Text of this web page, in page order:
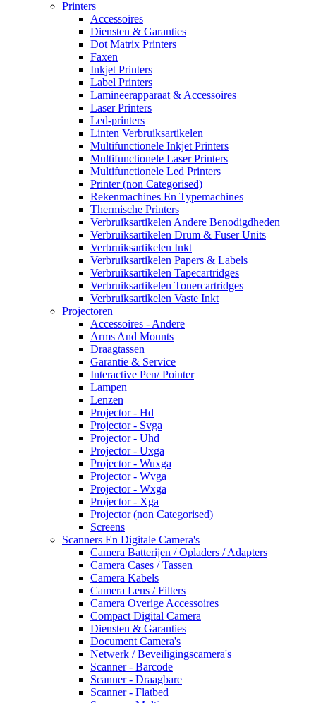
Printers
Accessoires
Diensten & Garanties
Dot Matrix Printers
Faxen
Inkjet Printers
Label Printers
Lamineerapparaat & Accessoires
Laser Printers
Led-printers
Linten Verbruiksartikelen
Multifunctionele Inkjet Printers
Multifunctionele Laser Printers
Multifunctionele Led Printers
Printer (non Categorised)
Rekenmachines En Typemachines
Thermische Printers
Verbruiksartikelen Andere Benodigdheden
Verbruiksartikelen Drum & Fuser Units
Verbruiksartikelen Inkt
Verbruiksartikelen Papers & Labels
Verbruiksartikelen Tapecartridges
Verbruiksartikelen Tonercartridges
Verbruiksartikelen Vaste Inkt
Projectoren
Accessoires - Andere
Arms And Mounts
Draagtassen
Garantie & Service
Interactive Pen/ Pointer
Lampen
Lenzen
Projector - Hd
Projector - Svga
Projector - Uhd
Projector - Uxga
Projector - Wuxga
Projector - Wvga
Projector - Wxga
Projector - Xga
Projector (non Categorised)
Screens
Scanners En Digitale Camera's
Camera Batterijen / Opladers / Adapters
Camera Cases / Tassen
Camera Kabels
Camera Lens / Filters
Camera Overige Accessoires
Compact Digital Camera
Diensten & Garanties
Document Camera's
Netwerk / Beveiligingscamera's
Scanner - Barcode
Scanner - Draagbare
Scanner - Flatbed